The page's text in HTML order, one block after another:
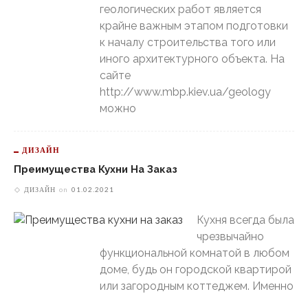
геологических работ является
крайне важным этапом подготовки
к началу строительства того или
иного архитектурного объекта. На
сайте
http://www.mbp.kiev.ua/geology
можно
ДИЗАЙН
Преимущества Кухни На Заказ
ДИЗАЙН on 01.02.2021
Кухня всегда была
чрезвычайно
функциональной комнатой в любом
доме, будь он городской квартирой
или загородным коттеджем. Именно